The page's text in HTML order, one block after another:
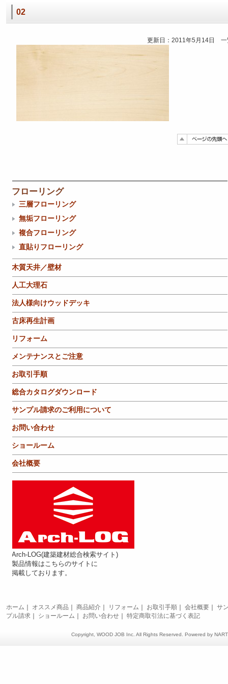
02
更新日：2011年5月14日 一
フローリング
三層フローリング
無垢フローリング
複合フローリング
直貼りフローリング
木質天井／壁材
人工大理石
法人様向けウッドデッキ
古床再生計画
リフォーム
メンテナンスとご注意
お取引手順
総合カタログダウンロード
サンプル請求のご利用について
お問い合わせ
ショールーム
会社概要
Arch-LOG(建築建材総合検索サイト)
製品情報はこちらのサイトに
掲載しております。
ホーム オススメ商品 商品紹介｜ リフォーム お取引手順｜ 会社概要｜
サ
プル請求｜ ショールーム お問い合わせ｜ 特定商取引法に基づく表記
Copyright, WOOD JOB Inc. All Rights Reserved. Powered by